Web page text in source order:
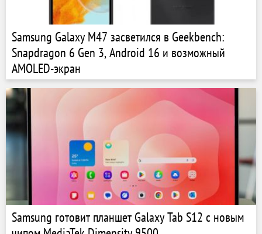
Samsung Galaxy M47 засветился в Geekbench:
Snapdragon 6 Gen 3, Android 16 и возможный
AMOLED-экран
Samsung готовит планшет Galaxy Tab S12 с новым